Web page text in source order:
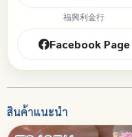
福興利金行
Facebook Page
สินค้าแนะนำ